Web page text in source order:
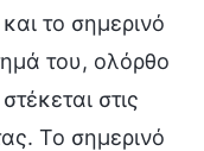
το σημερινό
του, ολόρθο
στις
Το σημερινό